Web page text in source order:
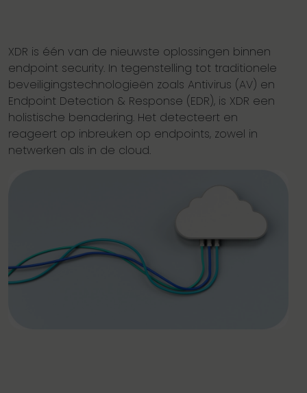
XDR is één van de nieuwste oplossingen binnen
endpoint security. In tegenstelling tot traditionele
beveiligingstechnologieën zoals Antivirus (AV) en
Endpoint Detection & Response (EDR), is XDR een
holistische benadering. Het detecteert en
reageert op inbreuken op endpoints, zowel in
netwerken als in de cloud.